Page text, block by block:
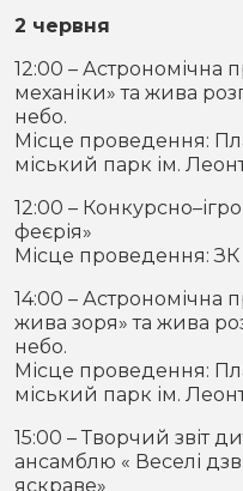
2 червня
12:00 – Астрономічна
механіки» та жива
небо.
Місце проведення:
міський парк ім.
12:00 –
феєрія»
Місце проведення:
14:00 – Астрономічна
жива зоря» та жива
небо.
Місце проведення:
міський парк ім.
15:00 – Творчий звіт
ансамблю « Веселі
яскраве»